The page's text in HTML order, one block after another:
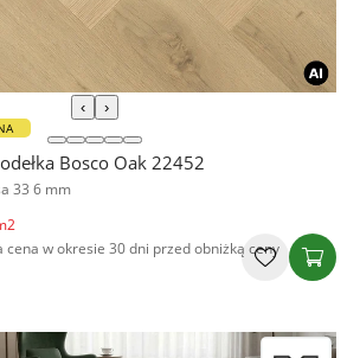
‹ ›
Bosco Oak 22452
33 6 mm
cena w okresie 30 dni przed obniżką ceny